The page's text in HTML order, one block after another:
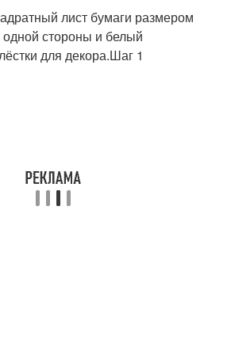
лист бумаги размером
одной стороны и белый
для декора.Шаг 1